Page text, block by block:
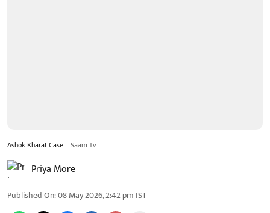
Ashok Kharat Case Saam Tv
Priya More
Published On:08 May 2026, 2:42 pm IST